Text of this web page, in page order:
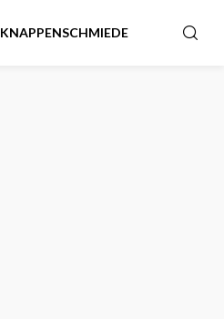
KNAPPENSCHMIEDE